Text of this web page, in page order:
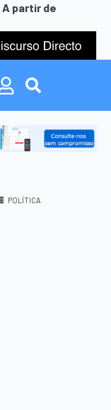
A partir de
Search
for:
Search
POLÍTICA